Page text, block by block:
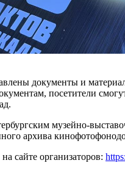
документы и
посетители
музейно-
архива
сайте организаторов: